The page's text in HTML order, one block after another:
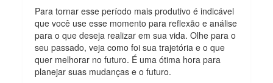
Para tornar esse período mais produtivo é indicável
que você use esse momento para reflexão e análise
para o que deseja realizar em sua vida. Olhe para o
seu passado, veja como foi sua trajetória e o que
quer melhorar no futuro. É uma ótima hora para
planejar suas mudanças e o futuro.